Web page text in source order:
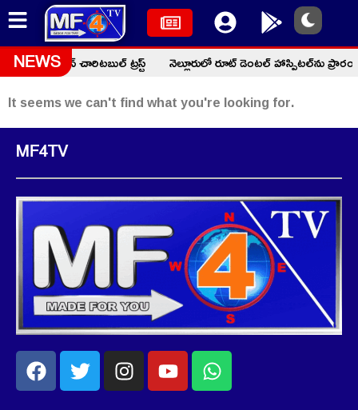
NEWS
ఫక్రుద్దీన్ చారిటబుల్ ట్రస్ట్
నెల్లూరులో రూట్ డెంటల్ హాస్పిటల్‌ను
It seems we can't find what you're looking for.
MF4TV